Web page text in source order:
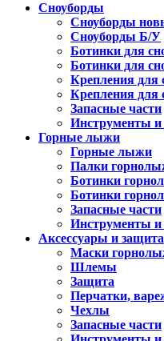
Сноуборды
Сноуборды
Сноуборды Б/У
Ботинки для
Ботинки для
Крепления для
Крепления для
Запасные части
Инструменты и
Горные лыжи
Горные лыжи
Палки
Ботинки
Ботинки
Запасные части
Инструменты и
Аксессуары и защита
Маски
Шлемы
Защита
Перчатки,
Чехлы
Запасные части